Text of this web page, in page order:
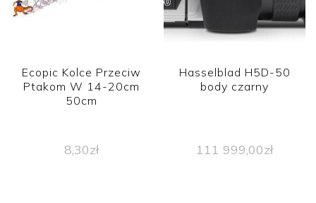
Ecopic Kolce Przeciw
Ptakom W 14-20cm
50cm
8,30zł
Hasselblad H5D-50
body czarny
111 999,00zł